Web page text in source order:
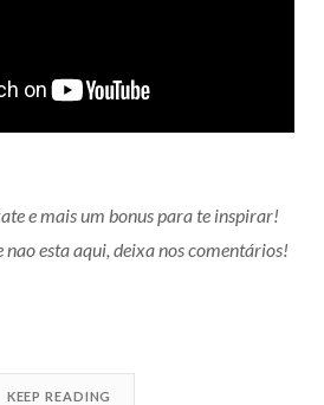
e mais um bonus para te inspirar!
nao esta aqui, deixa nos comentários!
KEEP READING